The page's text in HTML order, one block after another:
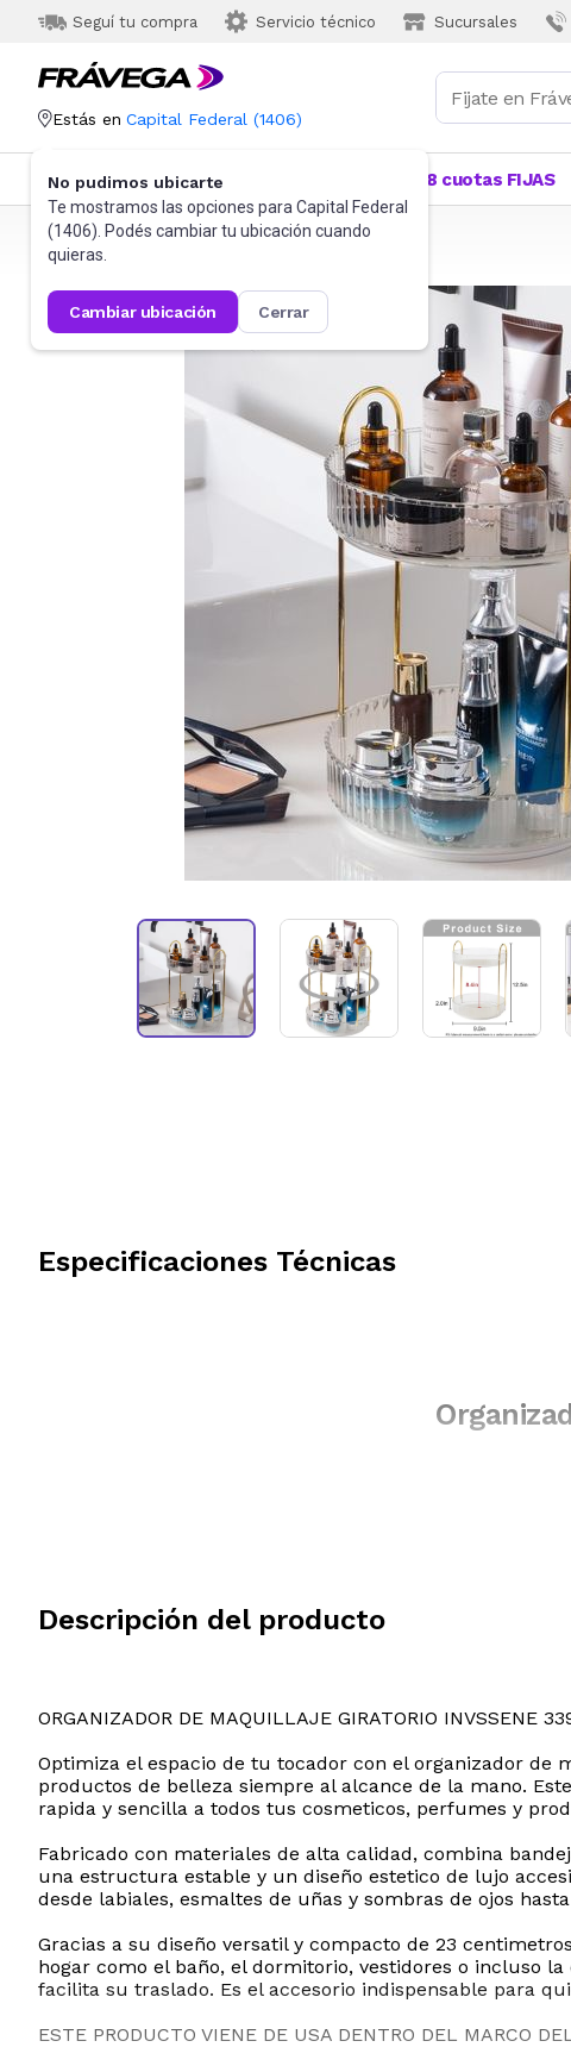
Seguí tu compra Servicio técnico Sucursales
Estás en Capital Federal (1406)
No pudimos ubicarte
Te mostramos las opciones para Capital Federal
(1406). Podés cambiar tu ubicación cuando
quieras.
cambiar ubicación cerrar
Categorías Más Vendidos 18 cuotas FIJAS
Frávega Belleza y Cuidado Corporal
Especificaciones Técnicas
Descripción del producto
ORGANIZADOR DE MAQUILLAJE GIRATORIO INVSSENE
Optimiza el espacio de tu tocador con el organizador de
productos de belleza siempre al alcance de la mano.
rapida y sencilla a todos tus cosmeticos, perfumes y
Fabricado con materiales de alta calidad, combina
una estructura estable y un diseño estetico de lujo
desde labiales, esmaltes de uñas y sombras de ojos
Gracias a su diseño versatil y compacto de 23
hogar como el baño, el dormitorio, vestidores o incluso
facilita su traslado. Es el accesorio indispensable para
ESTE PRODUCTO VIENE DE USA DENTRO DEL MARCO